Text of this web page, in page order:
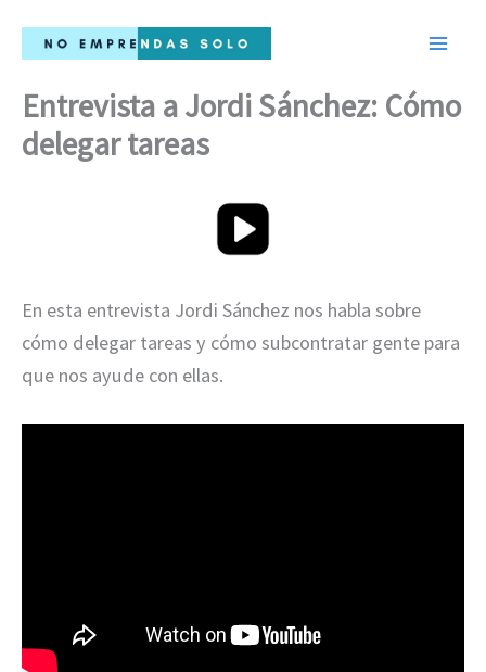
Entrevista a Jordi Sánchez: Cómo
delegar tareas
En esta entrevista Jordi Sánchez nos habla sobre
cómo delegar tareas y cómo subcontratar gente para
que nos ayude con ellas.